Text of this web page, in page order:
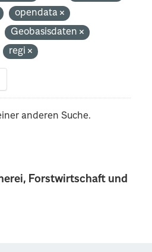
Forstwirtschaft und
opendata
Geobasisdaten
regi
anderen Suche.